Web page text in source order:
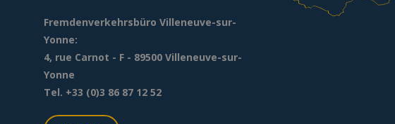
Fremdenverkehrsbüro Villeneuve-sur-
Yonne:
4, rue Carnot - F - 89500 Villeneuve-sur-
Yonne
Tel. +33 (0)3 86 87 12 52